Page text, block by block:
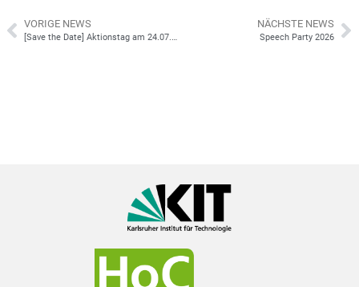
VORIGE NEWS
[Save the Date] Aktionstag am 24.07.26: Gemeinsam führen! Zusammenarbeit geatelten – im Team wachsen
NÄCHSTE NEWS
Speech Party 2026